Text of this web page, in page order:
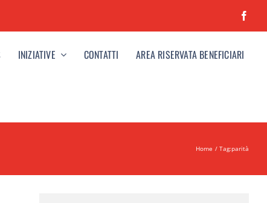
INIZIATIVE CONTATTI AREA RISERVATA BENEFICIARI
Home Tag:parità